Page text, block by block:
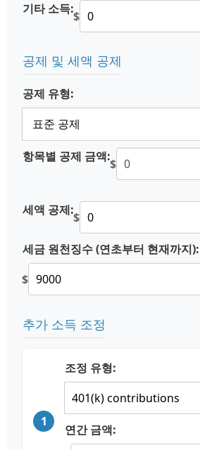
기타 소득:$
공제 및 세액 공제
공제 유형:
항목별 공제 금액:$
세액 공제:$
세금 원천징수 (연초부터 현재까지):
$
추가 소득 조정
1
조정 유형:
연간 금액: